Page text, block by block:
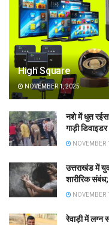
High Square
NOVEMBER 1, 2025
नशे में धुत
गाड़ी
NOVEMBER
उत्तराखंड में
शारीरिक
NOVEMBER
रेवाड़ी में लग्न